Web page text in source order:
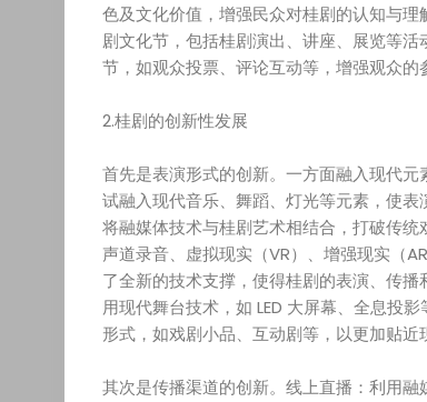
艺
术
纵
横
关
于
我
色及文化价值，增强民众对桂剧的认知与
剧文化节，包括桂剧演出、讲座、展览等
节，如观众投票、评论互动等，增强观众的
2.桂剧的创新性发展
首先是表演形式的创新。一方面融入现代
试融入现代音乐、舞蹈、灯光等元素，使表
将融媒体技术与桂剧艺术相结合，打破传
声道录音、虚拟现实（VR）、增强现实（
了全新的技术支撑，使得桂剧的表演、传
用现代舞台技术，如 LED 大屏幕、全息投
形式，如戏剧小品、互动剧等，以更加贴近
其次是传播渠道的创新。线上直播：利用